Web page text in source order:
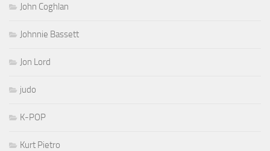
John Coghlan
Johnnie Bassett
Jon Lord
judo
K-POP
Kurt Pietro